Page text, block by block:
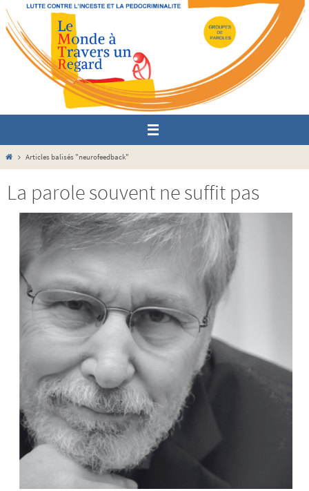
Passer
vers
contenu
HomeArticles balisés "neurofeedback"
La parole souvent ne suffit pas